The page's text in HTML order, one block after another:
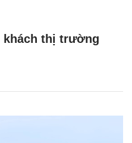
khách thị trường